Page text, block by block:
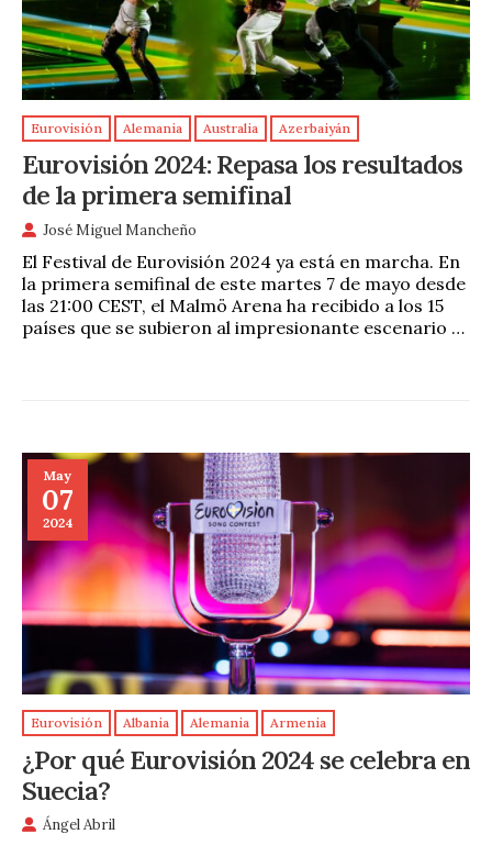
Eurovisión Alemania Australia Azerbaiyán
Eurovisión 2024: Repasa los resultados
de la primera semifinal
José Miguel Mancheño
El Festival de Eurovisión 2024 ya está en marcha. En
la primera semifinal de este martes 7 de mayo desde
las 21:00 CEST, el Malmö Arena ha recibido a los 15
países que se subieron al impresionante escenario …
May
07
2024
Eurovisión Albania Alemania Armenia
¿Por qué Eurovisión 2024 se celebra en
Suecia?
Ángel Abril